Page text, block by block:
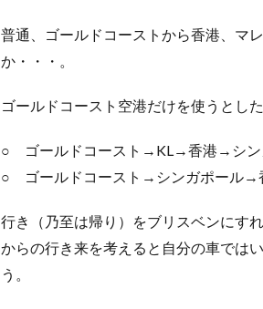
普通、ゴールドコーストから香港、マ
か・・・。
ゴールドコースト空港だけを使うとした
○ ゴールドコースト→KL→香港→シン
○ ゴールドコースト→シンガポール→
行き（乃至は帰り）をブリスベンにす
からの行き来を考えると自分の車では
う。